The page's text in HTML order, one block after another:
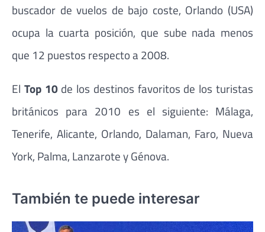
buscador de vuelos de bajo coste, Orlando (USA)
ocupa la cuarta posición, que sube nada menos
que 12 puestos respecto a 2008.
El Top 10de los destinos favoritos de los turistas
británicos para 2010 es el siguiente: Málaga,
Tenerife, Alicante, Orlando, Dalaman, Faro, Nueva
York, Palma, Lanzarote y Génova.
También te puede interesar